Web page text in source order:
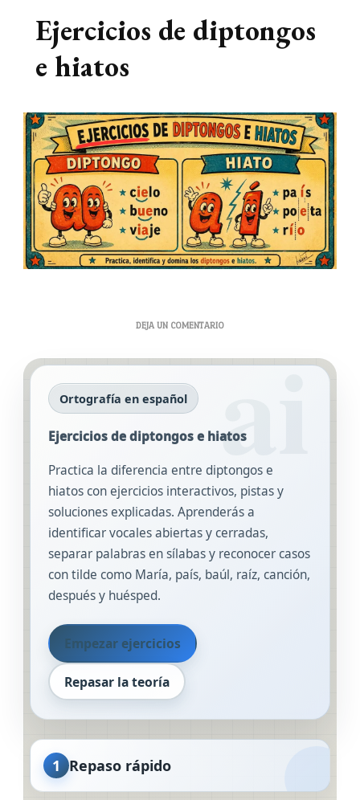
Ejercicios de diptongos
e hiatos
DEJA UN COMENTARIOEN
DE
Ortografía en español
Ejercicios de diptongos e hiatos
Practica la diferencia entre diptongos e
hiatos con ejercicios interactivos, pistas y
soluciones explicadas. Aprenderás a
identificar vocales abiertas y cerradas,
separar palabras en sílabas y reconocer casos
con tilde como María, país, baúl, raíz, canción,
después y huésped.
Empezar ejercicios
Repasar la teoría
1 Repaso rápido